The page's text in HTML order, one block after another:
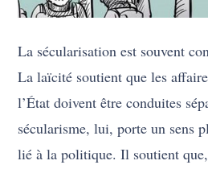
La sécularisation est souvent
La laïcité soutient que les
l’État doivent être conduites
sécularisme, lui, porte un sens
lié à la politique. Il soutient